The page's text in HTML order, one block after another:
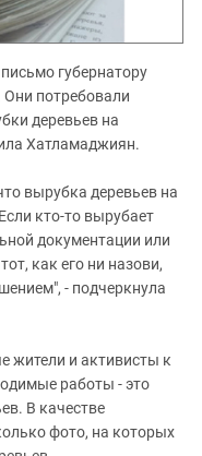
губернатору
потребовали
деревьев на
Хатламаджиян.
вырубка деревьев на
кто-то вырубает
документации или
как его ни назови,
- подчеркнула
жители и активисты к
работы - это
В качестве
фото, на которых